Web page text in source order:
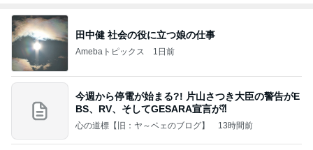
田中健 社会の役に立つ娘の仕事
Amebaトピックス 1日前
今週から停電が始まる?! 片山さつき大臣の警告がE
BS、RV、そしてGESARA宣言が⁈
心の道標【旧：ヤ～ベェのブログ】 13時間前